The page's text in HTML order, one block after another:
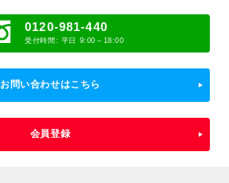
0120-981-440
受付時間: 平日 9:00～18:00
お問い合わせはこちら
会員登録